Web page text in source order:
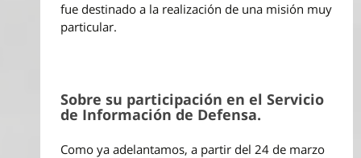
fue destinado a la realización de una misión muy
particular.
Sobre su participación en el Servicio
de Información de Defensa.
Como ya adelantamos, a partir del 24 de marzo